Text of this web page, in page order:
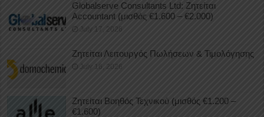
Globalserve Consultants Ltd: Ζητείται
Accountant (μισθός €1.600 – €2.000)
July 17, 2026
Ζητείται Λειτουργός Πωλήσεων & Τιμολόγησης
July 16, 2026
Ζητείται Βοηθός Τεχνικού (μισθός €1.200 –
€1.600)